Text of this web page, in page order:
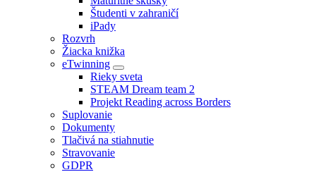
Študenti v zahraničí
iPady
Rozvrh
Žiacka knižka
eTwinning
Rieky sveta
STEAM Dream team 2
Projekt Reading across Borders
Suplovanie
Dokumenty
Tlačivá na stiahnutie
Stravovanie
GDPR